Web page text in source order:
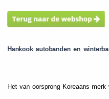
Hankook autobanden en
Het van oorsprong Koreaans